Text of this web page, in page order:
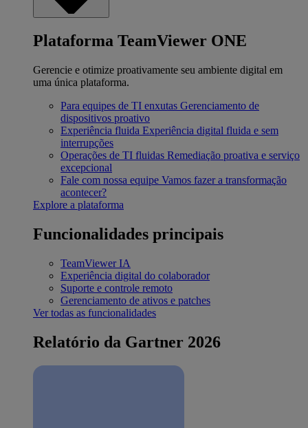
Plataforma TeamViewer ONE
Gerencie e otimize proativamente seu ambiente digital em
uma única plataforma.
Para equipes de TI enxutas Gerenciamento de
dispositivos proativo
Experiência fluida Experiência digital fluida e sem
interrupções
Operações de TI fluidas Remediação proativa e serviço
excepcional
Fale com nossa equipe Vamos fazer a transformação
acontecer?
Explore a plataforma
Funcionalidades principais
TeamViewer IA
Experiência digital do colaborador
Suporte e controle remoto
Gerenciamento de ativos e patches
Ver todas as funcionalidades
Relatório da Gartner 2026